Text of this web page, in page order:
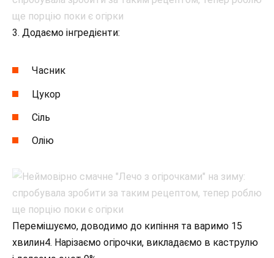
3. Додаємо інгредієнти:
Часник
Цукор
Сіль
Олію
Перемішуємо, доводимо до кипіння та варимо 15
хвилин4. Нарізаємо огірочки, викладаємо в каструлю